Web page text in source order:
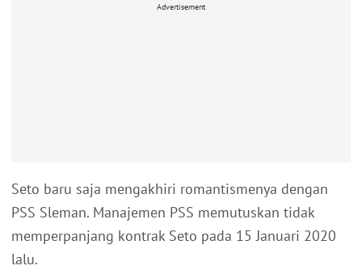
Advertisement
Seto baru saja mengakhiri romantismenya dengan
PSS Sleman. Manajemen PSS memutuskan tidak
memperpanjang kontrak Seto pada 15 Januari 2020
lalu.